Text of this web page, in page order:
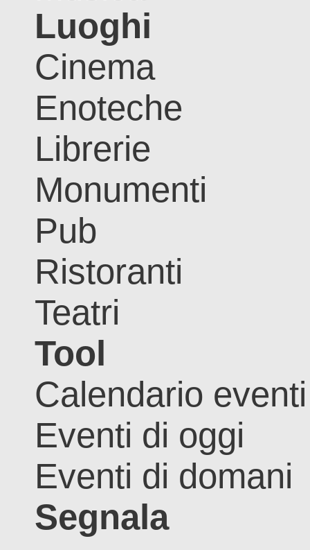
Luoghi
Cinema
Enoteche
Librerie
Monumenti
Pub
Ristoranti
Teatri
Tool
Calendario eventi
Eventi di oggi
Eventi di domani
Segnala